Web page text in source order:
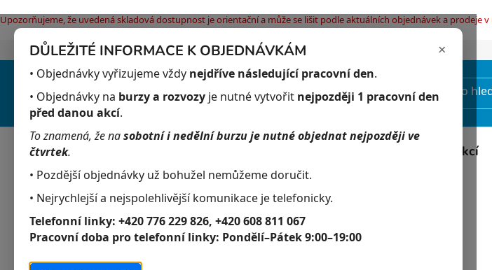
×
DŮLEŽITÉ INFORMACE K OBJEDNÁVKÁM
• Objednávky vyřizujeme vždy nejdříve následující pracovní den.
• Objednávky na burzy a rozvozy je nutné vytvořit nejpozději 1 pracovní den
před danou akcí.
To znamená, že nasobotní i nedělní burzu je nutné objednat nejpozději ve
čtvrtek.
• Pozdější objednávky už bohužel nemůžeme doručit.
• Nejrychlejší a nejspolehlivější komunikace je telefonicky.
Telefonní linky: +420 776 229 826, +420 608 811 067
Pracovní doba pro telefonní linky: Pondělí–Pátek 9:00–19:00
Upozorňujeme, že uvedená skladová dostupnost je orientační a může se lišit podle aktuálních objednávek a prodeje v
Přejít
obsah
Jak nakupovat Obchodní podmínky Podmínky ochrany osobních údajů
Kalendář akcí
P
o
s
Přeskočit
K
a
t
e
g
Akvaristika
Akvarijní živočichové
Akvarijní rostliny